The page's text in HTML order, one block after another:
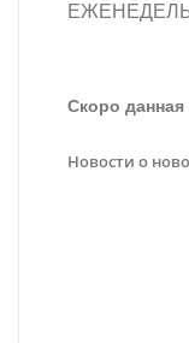
Скоро данная
Новости о